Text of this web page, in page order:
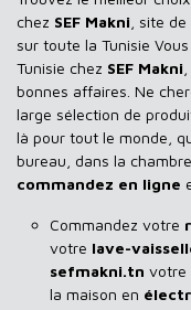
chez SEF Makni , site
sur toute la Tunisie
Tunisie chez SEF Makni
bonnes affaires. Ne
large sélection de
là pour tout le monde,
bureau, dans la
commandez en ligne
Commandez votre
votre lave-
sefmakni.tn votre
la maison en